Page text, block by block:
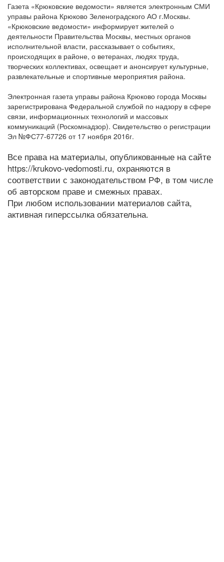
Газета «Крюковские ведомости» является электронным СМИ
управы района Крюково Зеленоградского АО г.Москвы.
«Крюковские ведомости» информирует жителей о
деятельности Правительства Москвы, местных органов
исполнительной власти, рассказывает о событиях,
происходящих в районе, о ветеранах, людях труда,
творческих коллективах, освещает и анонсирует культурные,
развлекательные и спортивные мероприятия района.
Электронная газета управы района Крюково города Москвы
зарегистрирована Федеральной службой по надзору в сфере
связи, информационных технологий и массовых
коммуникаций (Роскомнадзор). Свидетельство о регистрации
Эл №ФС77-67726 от 17 ноября 2016г.
Все права на материалы, опубликованные на сайте
https://krukovo-vedomosti.ru, охраняются в
соответствии с законодательством РФ, в том числе
об авторском праве и смежных правах.
При любом использовании материалов сайта,
активная гиперссылка обязательна.